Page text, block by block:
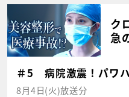
ク
急
＃5 病院激震！パワ
8月4日(火)放送分